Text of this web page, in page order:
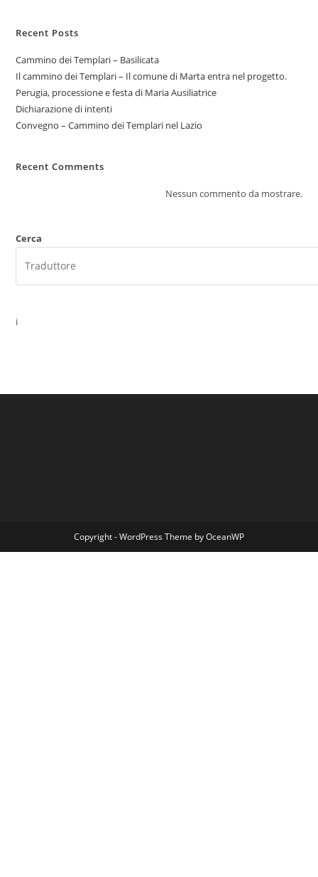
Recent Posts
Cammino dei Templari – Basilicata
Il cammino dei Templari – Il comune di Marta entra nel progetto.
Perugia, processione e festa di Maria Ausiliatrice
Dichiarazione di intenti
Convegno – Cammino dei Templari nel Lazio
Recent Comments
Nessun commento da mostrare.
Cerca
i
Copyright - WordPress Theme by OceanWP